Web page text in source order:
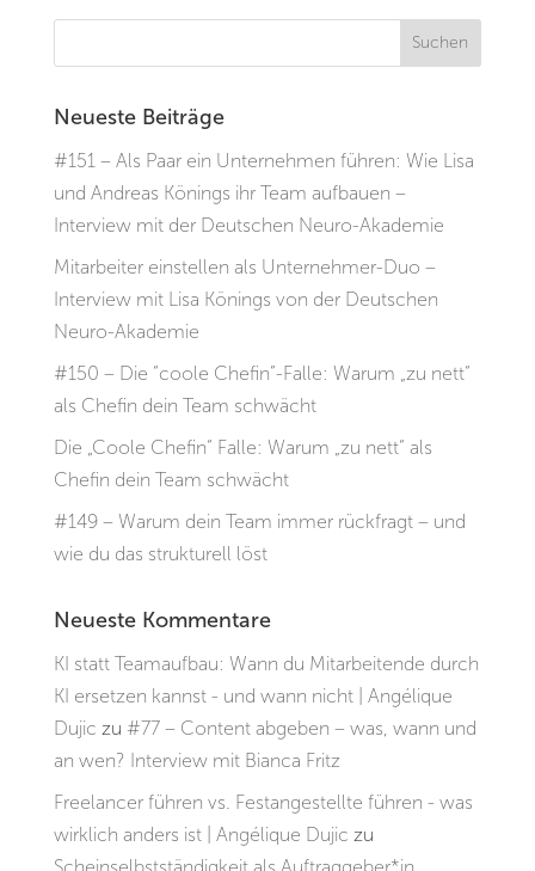
Neueste Beiträge
#151 – Als Paar ein Unternehmen führen: Wie Lisa
und Andreas Könings ihr Team aufbauen –
Interview mit der Deutschen Neuro-Akademie
Mitarbeiter einstellen als Unternehmer-Duo –
Interview mit Lisa Könings von der Deutschen
Neuro-Akademie
#150 – Die “coole Chefin”-Falle: Warum „zu nett“
als Chefin dein Team schwächt
Die „Coole Chefin“ Falle: Warum „zu nett“ als
Chefin dein Team schwächt
#149 – Warum dein Team immer rückfragt – und
wie du das strukturell löst
Neueste Kommentare
KI statt Teamaufbau: Wann du Mitarbeitende durch
KI ersetzen kannst - und wann nicht | Angélique
Dujic zu #77 – Content abgeben – was, wann und
an wen? Interview mit Bianca Fritz
Freelancer führen vs. Festangestellte führen - was
wirklich anders ist | Angélique Dujic zu
Scheinselbstständigkeit als Auftraggeber*in